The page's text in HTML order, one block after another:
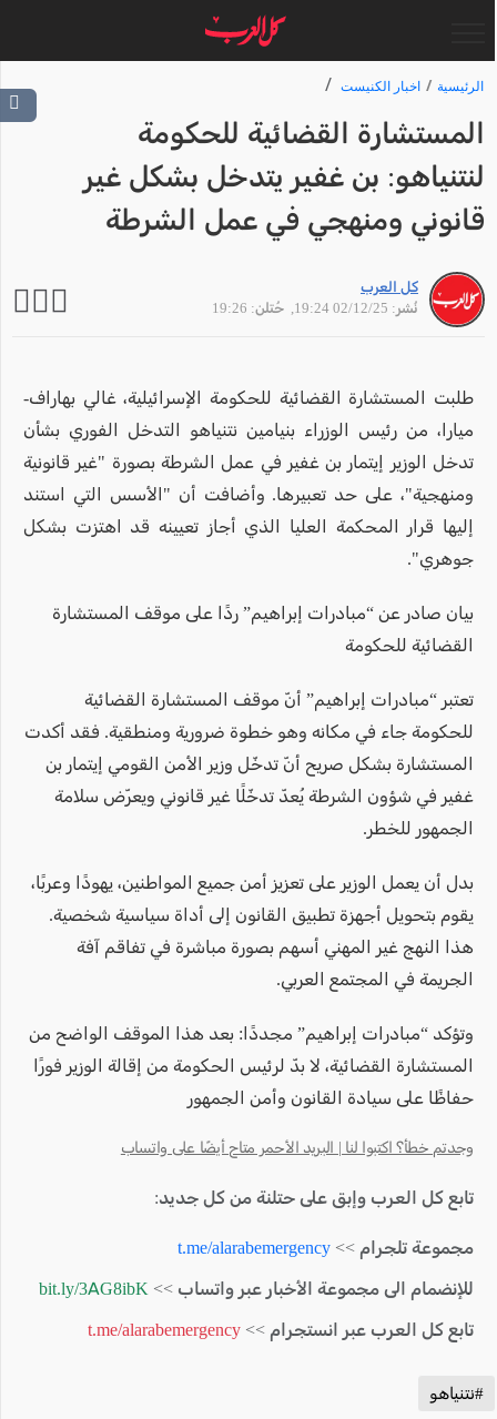
الرئيسية اخبار الكنيست
المستشارة القضائية للحكومة
لنتنياهو: بن غفير يتدخل بشكل غير
قانوني ومنهجي في عمل الشرطة
كل العرب
نُشر: 02/12/25 19:24
, حُتلن: 19:26
طلبت المستشارة القضائية للحكومة الإسرائيلية، غالي بهاراف-
ميارا، من رئيس الوزراء بنيامين نتنياهو التدخل الفوري بشأن
تدخل الوزير إيتمار بن غفير في عمل الشرطة بصورة "غير قانونية
ومنهجية"، على حد تعبيرها. وأضافت أن "الأسس التي استند
إليها قرار المحكمة العليا الذي أجاز تعيينه قد اهتزت بشكل
جوهري".
بيان صادر عن “مبادرات إبراهيم” ردًا على موقف المستشارة
القضائية للحكومة
تعتبر “مبادرات إبراهيم” أنّ موقف المستشارة القضائية
للحكومة جاء في مكانه وهو خطوة ضرورية ومنطقية. فقد أكدت
المستشارة بشكل صريح أنّ تدخّل وزير الأمن القومي إيتمار بن
غفير في شؤون الشرطة يُعدّ تدخّلًا غير قانوني ويعرّض سلامة
الجمهور للخطر.
بدل أن يعمل الوزير على تعزيز أمن جميع المواطنين، يهودًا وعربًا،
يقوم بتحويل أجهزة تطبيق القانون إلى أداة سياسية شخصية.
هذا النهج غير المهني أسهم بصورة مباشرة في تفاقم آفة
الجريمة في المجتمع العربي.
وتؤكد “مبادرات إبراهيم” مجددًا: بعد هذا الموقف الواضح من
المستشارة القضائية، لا بدّ لرئيس الحكومة من إقالة الوزير فورًا
حفاظًا على سيادة القانون وأمن الجمهور
وجدتم خطأ؟ اكتبوا لنا | البريد الأحمر متاح أيضًا على واتساب
تابع كل العرب وإبق على حتلنة من كل جديد:
مجموعة تلجرام >> t.me/alarabemergency
للإنضمام الى مجموعة الأخبار عبر واتساب >> bit.ly/3AG8ibK
تابع كل العرب عبر انستجرام >> t.me/alarabemergency
#نتنياهو